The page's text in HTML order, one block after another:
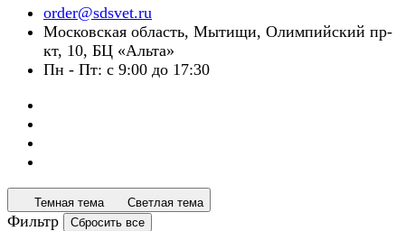
order@sdsvet.ru
Московская область, Мытищи, Олимпийский пр-
кт, 10, БЦ «Альта»
Пн - Пт: с 9:00 до 17:30
Темная тема Светлая тема
Фильтр Сбросить все